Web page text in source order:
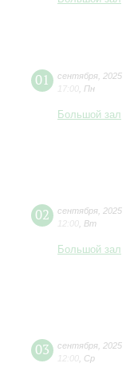
01 сентября 2025
17:00 Пн
Большой зал
02 сентября 2025
12:00 Вт
Большой зал
03 сентября 2025
12:00 Ср